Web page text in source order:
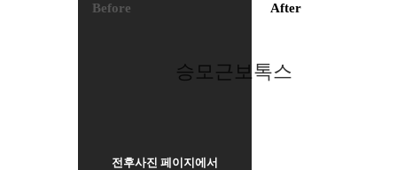
Before After
승모근보톡스
전후사진 페이지에서